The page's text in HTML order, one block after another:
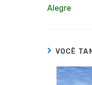
Alegre
VOCÊ